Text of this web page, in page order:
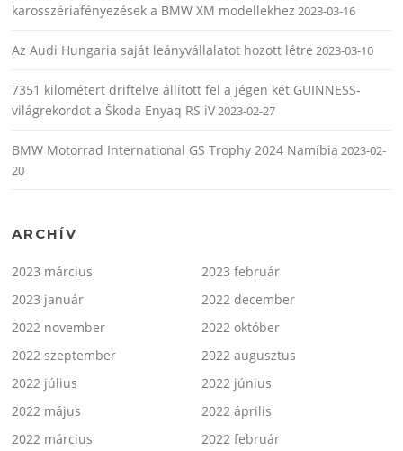
karosszériafényezések a BMW XM modellekhez 2023-03-16
Az Audi Hungaria saját leányvállalatot hozott létre 2023-03-10
7351 kilométert driftelve állított fel a jégen két GUINNESS-
világrekordot a Škoda Enyaq RS iV2023-02-27
BMW Motorrad International GS Trophy 2024 Namíbia 2023-02-
20
ARCHÍV
2023 március
2023 február
2023 január
2022 december
2022 november
2022 október
2022 szeptember
2022 augusztus
2022 július
2022 június
2022 május
2022 április
2022 március
2022 február